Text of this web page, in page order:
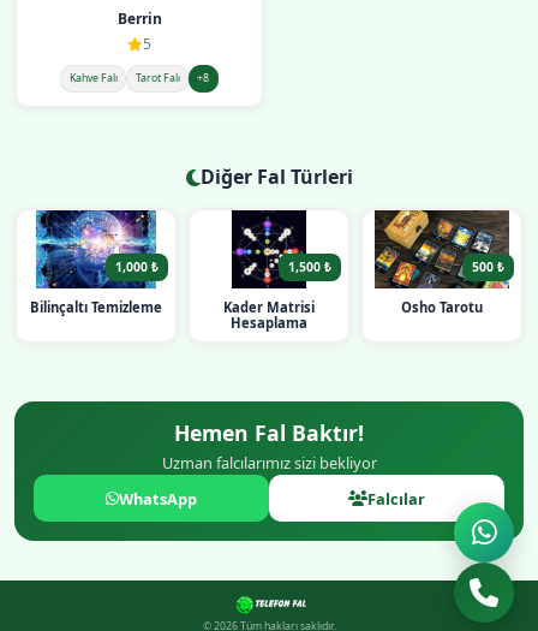
Berrin
5
Kahve Falı Tarot Falı +8
Diğer Fal Türleri
1,000 ₺
Bilinçaltı Temizleme
1,500 ₺
Kader Matrisi
Hesaplama
500 ₺
Osho Tarotu
Hemen Fal Baktır!
Uzman falcılarımız sizi bekliyor
WhatsApp
Falcılar
© 2026 Tüm hakları saklıdır.